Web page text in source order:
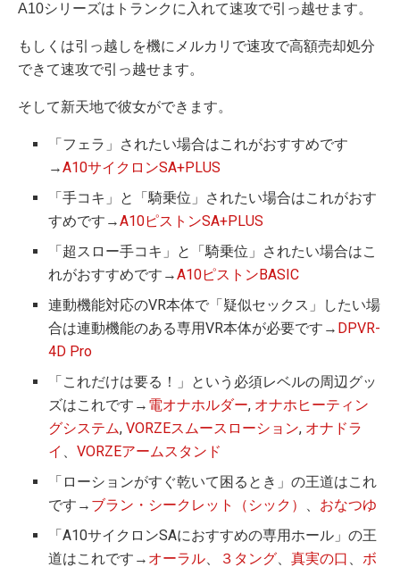
A10シリーズはトランクに入れて速攻で引っ越せます。
もしくは引っ越しを機にメルカリで速攻で高額売却処分
できて速攻で引っ越せます。
そして新天地で彼女ができます。
「フェラ」されたい場合はこれがおすすめです
→A10サイクロンSA+PLUS
「手コキ」と「騎乗位」されたい場合はこれがおす
すめです→A10ピストンSA+PLUS
「超スロー手コキ」と「騎乗位」されたい場合はこ
れがおすすめです→A10ピストンBASIC
連動機能対応のVR本体で「疑似セックス」したい場
合は連動機能のある専用VR本体が必要です→ DPVR-
4D Pro
「これだけは要る！」という必須レベルの周辺グッ
ズはこれです→ 電オナホルダー, オナホヒーティン
グシステム,VORZEスムースローション, オナドラ
イ 、VORZEアームスタンド
「ローションがすぐ乾いて困るとき」の王道はこれ
です→ ブラン・シークレット（シック） 、 おなつゆ
「A10サイクロンSAにおすすめの専用ホール」の王
道はこれです→ オーラル、 ３タング、真実の口 、ボ